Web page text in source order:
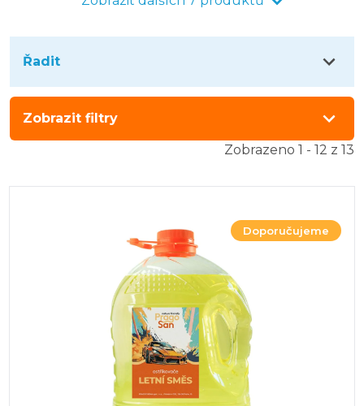
Řadit
Zobrazit filtry
Zobrazeno 1 - 12 z 13
Doporučujeme